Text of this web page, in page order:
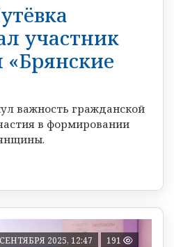
участник
важность гражданской
в формировании
2025, 12:47 191